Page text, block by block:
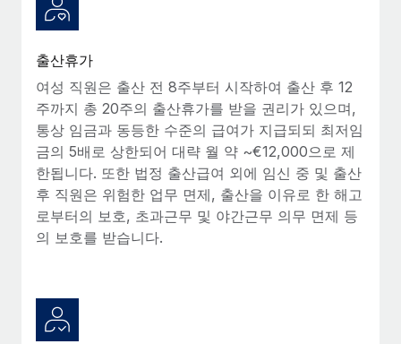
출산휴가
여성 직원은 출산 전 8주부터 시작하여 출산 후 12
주까지 총 20주의 출산휴가를 받을 권리가 있으며,
통상 임금과 동등한 수준의 급여가 지급되되 최저임
금의 5배로 상한되어 대략 월 약 ~€12,000으로 제
한됩니다. 또한 법정 출산급여 외에 임신 중 및 출산
후 직원은 위험한 업무 면제, 출산을 이유로 한 해고
로부터의 보호, 초과근무 및 야간근무 의무 면제 등
의 보호를 받습니다.